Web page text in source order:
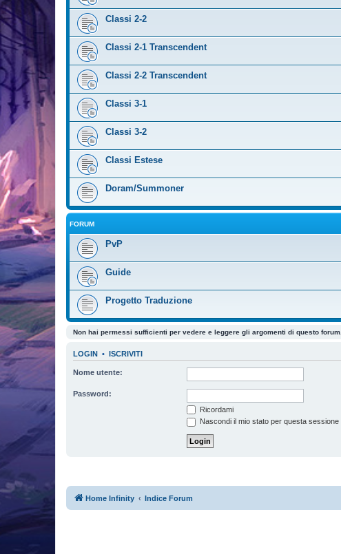
Classi 2-2
Classi 2-1 Transcendent
Classi 2-2 Transcendent
Classi 3-1
Classi 3-2
Classi Estese
Doram/Summoner
FORUM
PvP
Guide
Progetto Traduzione
Non hai permessi sufficienti per vedere e leggere gli argomenti di questo forum.
LOGIN • ISCRIVITI
Nome utente:
Password:
Ricordami
Nascondi il mio stato per questa sessione
Home Infinity Indice Forum